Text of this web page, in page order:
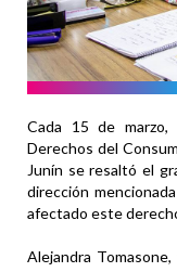
Cada 15 de
Derechos del
Junín se resaltó el
dirección
afectado este
Alejandra